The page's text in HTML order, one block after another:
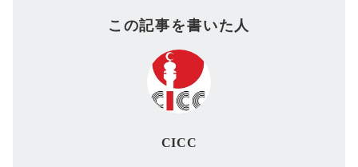
この記事を書いた人
CICC